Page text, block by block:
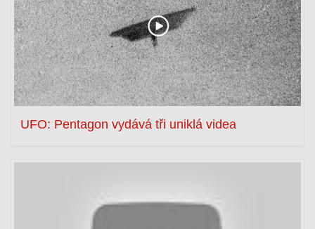
UFO: Pentagon vydává tři uniklá videa